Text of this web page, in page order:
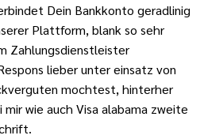
Dein Bankkonto geradlinig
Plattform, blank so sehr
Zahlungsdienstleister
lieber unter einsatz von
mochtest, hinterher
wie auch Visa alabama zweite